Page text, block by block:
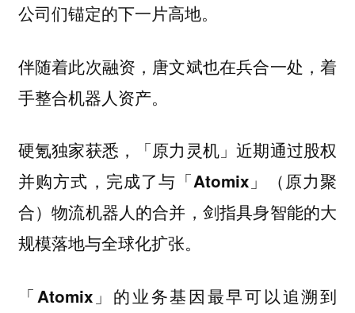
公司们锚定的下一片高地。
伴随着此次融资，唐文斌也在兵合一处，着
手整合机器人资产。
硬氪独家获悉，「原力灵机」近期通过股权
并购方式，完成了与「Atomix」（原力聚
合）物流机器人的合并， 剑指具身智能的大
规模落地与全球化扩张。
「 Atomix」的业务基因最早可以追溯到